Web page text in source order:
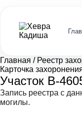
Главная / Реестр
Карточка
Участок В-
Запись реестра с
могилы.